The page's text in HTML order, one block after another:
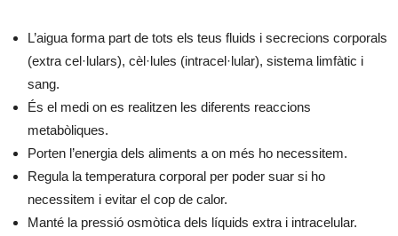
L’aigua forma part de tots els teus fluids i secrecions corporals
(extra cel·lulars), cèl·lules (intracel·lular), sistema limfàtic i
sang.
És el medi on es realitzen les diferents reaccions
metabòliques.
Porten l’energia dels aliments a on més ho necessitem.
Regula la temperatura corporal per poder suar si ho
necessitem i evitar el cop de calor.
Manté la pressió osmòtica dels líquids extra i intracelular.